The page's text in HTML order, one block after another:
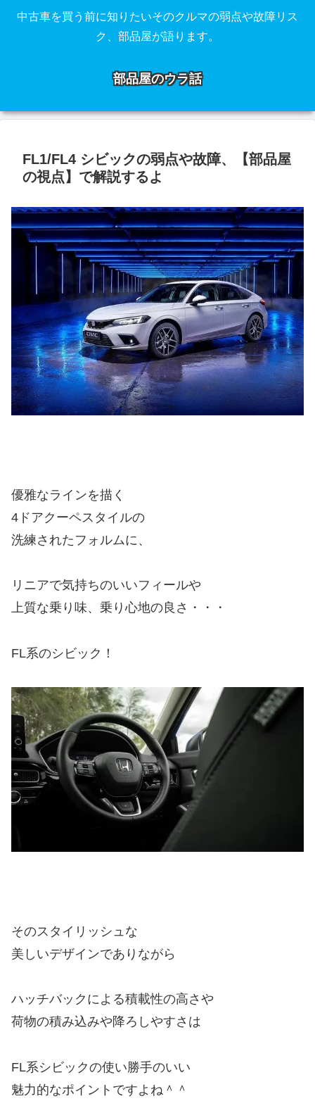
中古車を買う前に知りたいそのクルマの弱点や故障リス
ク、部品屋が語ります。
部品屋のウラ話
FL1/FL4 シビックの弱点や故障、【部品屋
の視点】で解説するよ
優雅なラインを描く
4ドアクーペスタイルの
洗練されたフォルムに、
リニアで気持ちのいいフィールや
上質な乗り味、乗り心地の良さ・・・
FL系のシビック！
そのスタイリッシュな
美しいデザインでありながら
ハッチバックによる積載性の高さや
荷物の積み込みや降ろしやすさは
FL系シビックの使い勝手のいい
魅力的なポイントですよね＾＾